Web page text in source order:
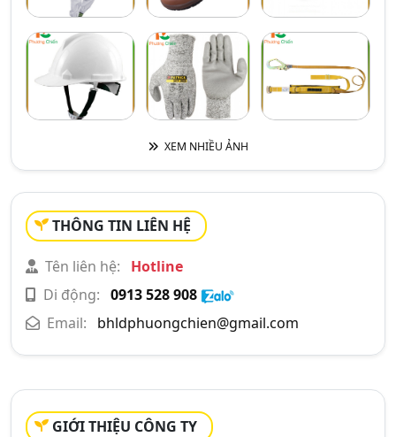
XEM NHIỀU ẢNH
THÔNG TIN LIÊN HỆ
Tên liên hệ:
Hotline
Di động: 0913 528 908
Email:
bhldphuongchien@gmail.com
GIỚI THIỆU CÔNG TY